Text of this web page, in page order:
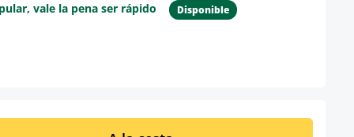
vale la pena ser rápido Disponible
el producto
introduce la cantidad deseada o